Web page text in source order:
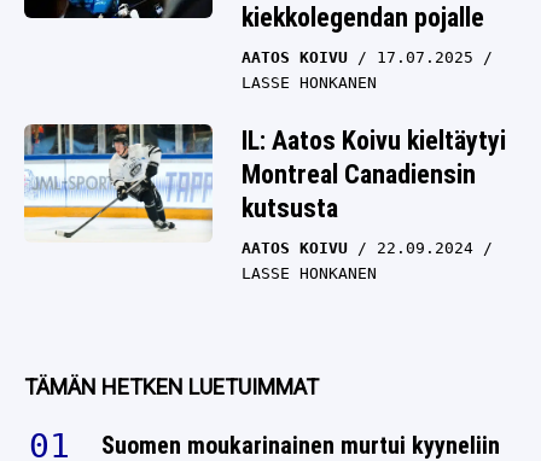
kiekkolegendan pojalle
AATOS KOIVU
17.07.2025
LASSE HONKANEN
IL: Aatos Koivu kieltäytyi
Montreal Canadiensin
kutsusta
AATOS KOIVU
22.09.2024
LASSE HONKANEN
TÄMÄN HETKEN LUETUIMMAT
Suomen moukarinainen murtui kyyneliin